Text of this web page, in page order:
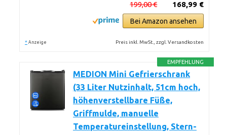
168,99 €
199,00 €
Bei Amazon ansehen
* Anzeige Preis inkl. MwSt., zzgl. Versandkosten
EMPFEHLUNG
MEDION Mini Gefrierschrank
(33 Liter Nutzinhalt, 51cm hoch,
höhenverstellbare Füße,
Griffmulde, manuelle
Temperatureinstellung, Stern-